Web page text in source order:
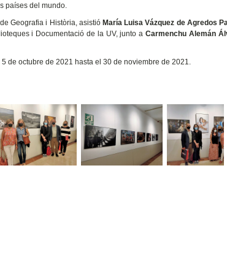
países del mundo.
Geografia i Història, asistió María Luisa Vázquez de Agredos
i Documentació de la UV, junto aCarmenchu Alemán
de octubre de 2021 hasta el 30 de noviembre de 2021.